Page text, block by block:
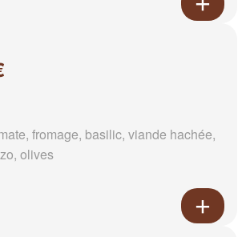
fromage, basilic, viande hachée,
olives